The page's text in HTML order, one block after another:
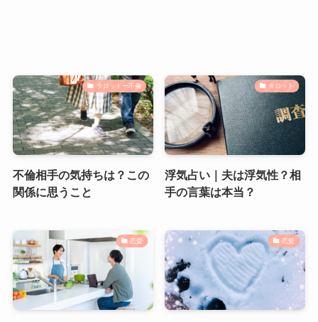
タロットー不倫
不倫相手の気持ちは？この
関係に思うこと
タロット
浮気占い｜夫は浮気性？相
手の言葉は本当？
恋愛 恋愛